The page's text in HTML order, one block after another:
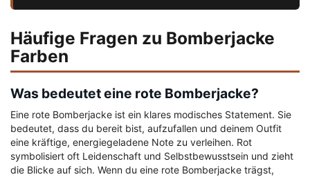
Häufige Fragen zu Bomberjacke
Farben
Was bedeutet eine rote Bomberjacke?
Eine rote Bomberjacke ist ein klares modisches Statement. Sie
bedeutet, dass du bereit bist, aufzufallen und deinem Outfit
eine kräftige, energiegeladene Note zu verleihen. Rot
symbolisiert oft Leidenschaft und Selbstbewusstsein und zieht
die Blicke auf sich. Wenn du eine rote Bomberjacke trägst,